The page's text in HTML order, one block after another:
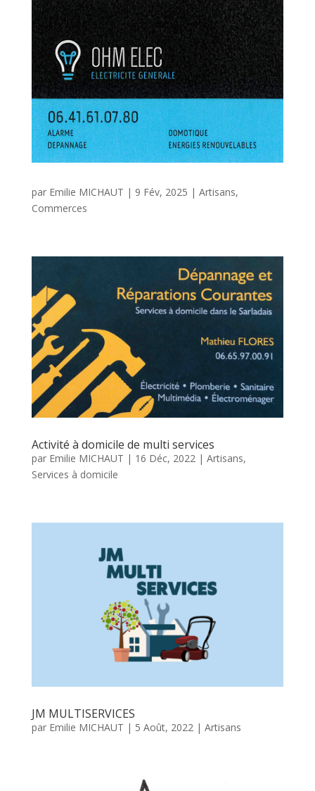
par Emilie MICHAUT | 9 Fév, 2025 | Artisans,
Commerces
Activité à domicile de multi services
par Emilie MICHAUT | 16 Déc, 2022| Artisans,
Services à domicile
JM MULTISERVICES
par Emilie MICHAUT | 5 Août, 2022 | Artisans